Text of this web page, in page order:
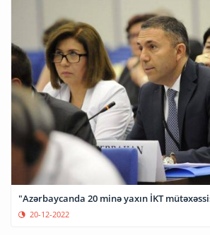
"Azərbaycanda 20 minə yaxın İKT
20-12-2022